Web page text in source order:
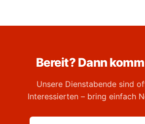
Bereit? Dann
Unsere Dienstabende sind
Interessierten – bring einfach